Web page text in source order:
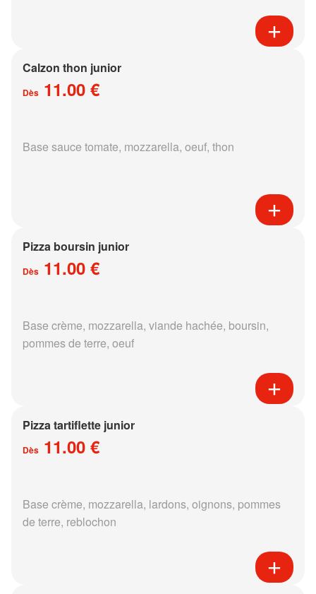
Calzon thon junior
Dès 11.00 €
Base sauce tomate, mozzarella, oeuf, thon
Pizza boursin junior
Dès 11.00 €
Base crème, mozzarella, viande hachée, boursin,
pommes de terre, oeuf
Pizza tartiflette junior
Dès 11.00 €
Base crème, mozzarella, lardons, oignons, pommes
de terre, reblochon